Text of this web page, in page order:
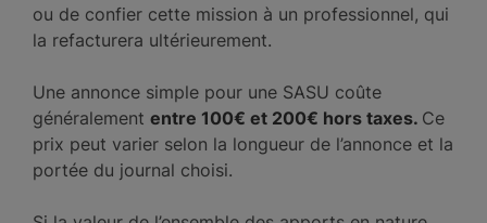
ou de confier cette mission à un professionnel, qui
la refacturera ultérieurement.
Une annonce simple pour une SASU coûte
généralement entre 100€ et 200€ hors taxes. Ce
prix peut varier selon la longueur de l’annonce et la
portée du journal choisi.